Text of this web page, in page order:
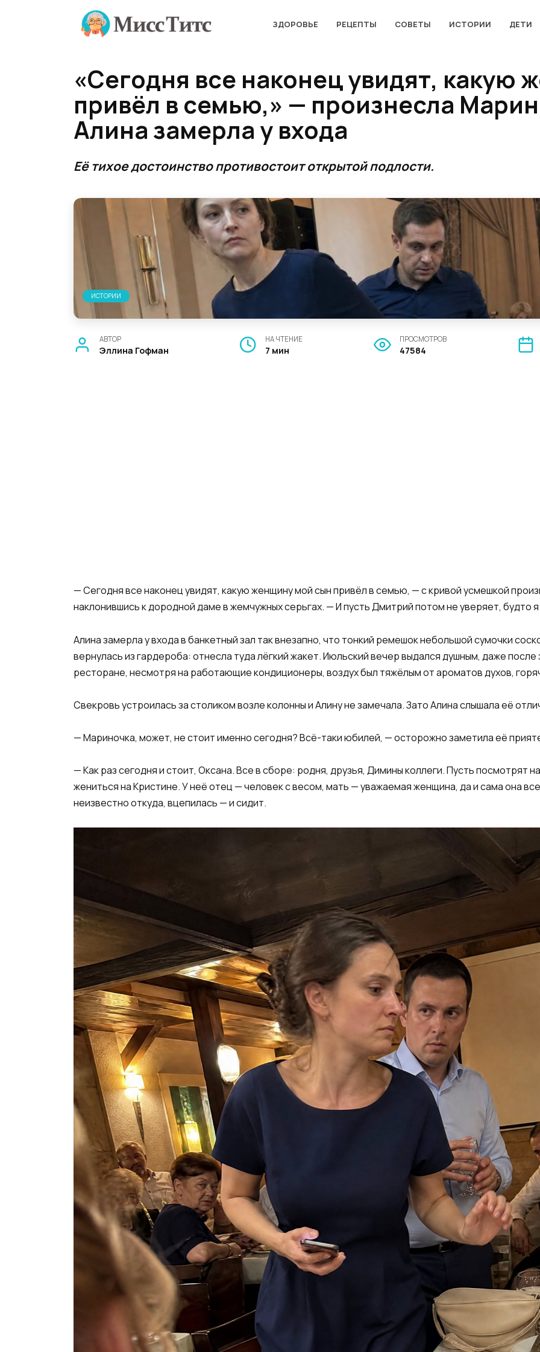
ЗДОРОВЬЕ РЕЦЕПТЫ СОВЕТЫ ИСТОРИИ ДЕТИ
«Сегодня все наконец увидят, какую
привёл в семью,» — произнесла
Алина замерла у входа
Её тихое достоинство противостоит открытой подлости.
ИСТОРИИ
АВТОР
Эллина Гофман
НА ЧТЕНИЕ
7 мин
ПРОСМОТРОВ
47584
— Сегодня все наконец увидят, какую женщину мой сын привёл в семью, — с кривой усмешкой
наклонившись к дородной даме в жемчужных серьгах. — И пусть Дмитрий потом не уверяет, будто
Алина замерла у входа в банкетный зал так внезапно, что тонкий ремешок небольшой сумочки
вернулась из гардероба: отнесла туда лёгкий жакет. Июльский вечер выдался душным, даже
ресторане, несмотря на работающие кондиционеры, воздух был тяжёлым от ароматов духов,
Свекровь устроилась за столиком возле колонны и Алину не замечала. Зато Алина слышала её
— Мариночка, может, не стоит именно сегодня? Всё-таки юбилей, — осторожно заметила её
— Как раз сегодня и стоит, Оксана. Все в сборе: родня, друзья, Димины коллеги. Пусть посмотрят
жениться на Кристине. У неё отец — человек с весом, мать — уважаемая женщина, да и сама она
неизвестно откуда, вцепилась — и сидит.